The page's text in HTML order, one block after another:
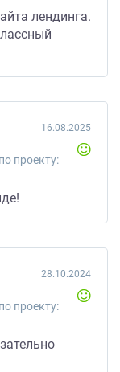
лендинга.
проекту:
16.08.2025
проекту:
28.10.2024